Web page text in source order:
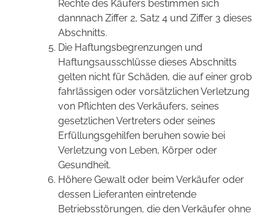
Rechte des Käufers bestimmen sich
dannnach Ziffer 2, Satz 4 und Ziffer 3 dieses
Abschnitts.
Die Haftungsbegrenzungen und
Haftungsausschlüsse dieses Abschnitts
gelten nicht für Schäden, die auf einer grob
fahrlässigen oder vorsätzlichen Verletzung
von Pflichten des Verkäufers, seines
gesetzlichen Vertreters oder seines
Erfüllungsgehilfen beruhen sowie bei
Verletzung von Leben, Körper oder
Gesundheit.
Höhere Gewalt oder beim Verkäufer oder
dessen Lieferanten eintretende
Betriebsstörungen, die den Verkäufer ohne